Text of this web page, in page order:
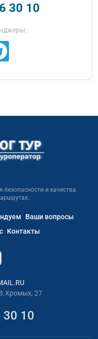
30 10
безопасности и качества
Ваши вопросы
Контакты
27
30 10